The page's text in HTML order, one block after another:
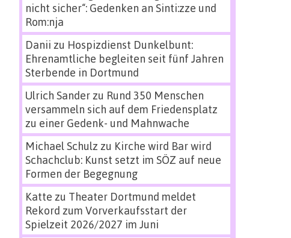
nicht sicher“: Gedenken an Sinti:zze und
Rom:nja
Danii zu Hospizdienst Dunkelbunt:
Ehrenamtliche begleiten seit fünf Jahren
Sterbende in Dortmund
Ulrich Sanderzu Rund 350 Menschen
versammeln sich auf dem Friedensplatz
zu einer Gedenk- und Mahnwache
Michael Schulz zu Kirche wird Bar wird
Schachclub: Kunst setzt im SÖZ auf neue
Formen der Begegnung
Katte zu Theater Dortmund meldet
Rekord zum Vorverkaufsstart der
Spielzeit 2026/2027 im Juni